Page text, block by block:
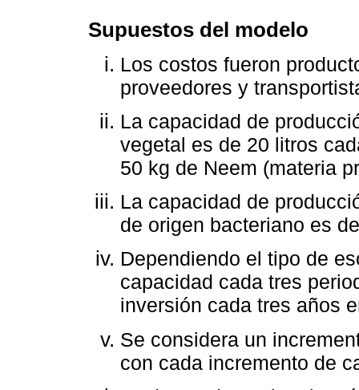
Supuestos del modelo
Los costos fueron
proveedores y
La capacidad de
vegetal es de 20 litros
50 kg de Neem (materia
La capacidad de
de origen bacteriano es
Dependiendo el tipo de
capacidad cada tres
inversión cada tres años
Se considera un
con cada incremento de